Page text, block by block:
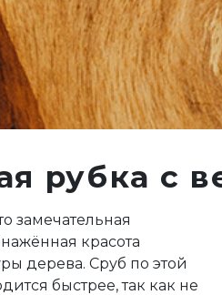
рубка с
замечательная
красота
дерева. Сруб по этой
быстрее, так как не